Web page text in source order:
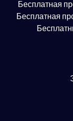
Бесплатная
Бесплатная